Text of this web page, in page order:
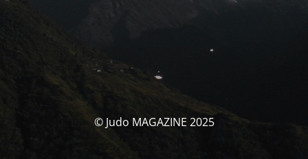
© Judo MAGAZINE 2025